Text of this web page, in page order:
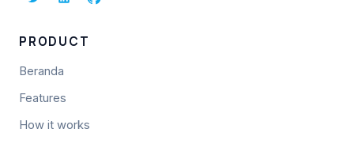
PRODUCT
Beranda
Features
How it works